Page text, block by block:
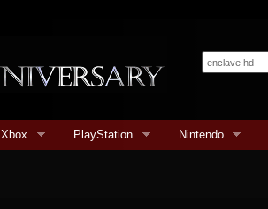
Xbox PlayStation Nintendo